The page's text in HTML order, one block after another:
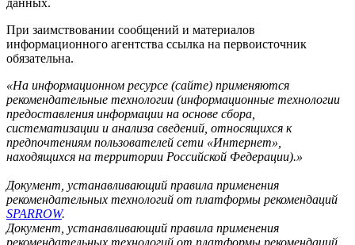
При заимствовании сообщений и материалов
информационного агентства ссылка на первоисточник
обязательна.
«На информационном ресурсе (сайте) применяются
рекомендательные технологии (информационные технологии
предоставления информации на основе сбора,
систематизации и анализа сведений, относящихся к
предпочтениям пользователей сети «Интернет»,
находящихся на территории Российской Федерации).»
Документ, устанавливающий правила применения
рекомендательных технологий от платформы рекомендаций
SPARROW.
Документ, устанавливающий правила применения
рекомендательных технологий от платформы рекомендаций